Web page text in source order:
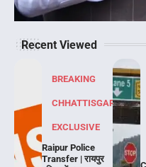
Recent Viewed
BREAKING
CHHATTISGARH
EXCLUSIVE
Raipur Police
Transfer | रायपुर